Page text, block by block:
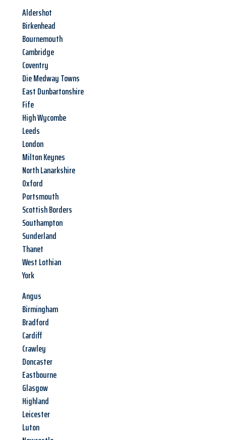
Aldershot
Birkenhead
Bournemouth
Cambridge
Coventry
Die Medway Towns
East Dunbartonshire
Fife
High Wycombe
Leeds
London
Milton Keynes
North Lanarkshire
Oxford
Portsmouth
Scottish Borders
Southampton
Sunderland
Thanet
West Lothian
York
Angus
Birmingham
Bradford
Cardiff
Crawley
Doncaster
Eastbourne
Glasgow
Highland
Leicester
Luton